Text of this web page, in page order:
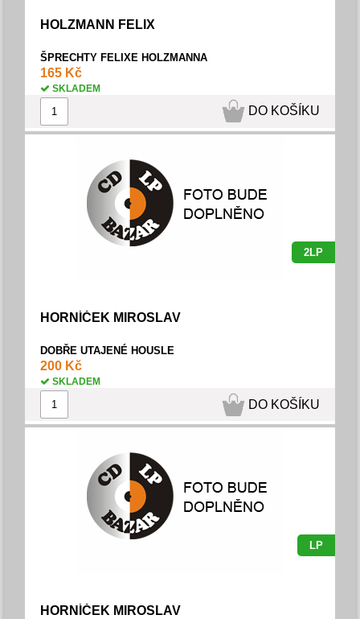
HOLZMANN FELIX
ŠPRECHTY FELIXE HOLZMANNA
165 Kč
SKLADEM
DO KOŠÍKU
2LP
HORNÍČEK MIROSLAV
DOBŘE UTAJENÉ HOUSLE
200 Kč
SKLADEM
DO KOŠÍKU
LP
HORNÍČEK MIROSLAV